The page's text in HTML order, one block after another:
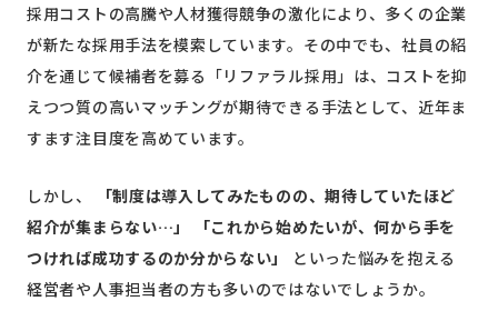
採用コストの高騰や人材獲得競争の激化により、多くの企業
が新たな採用手法を模索しています。その中でも、社員の紹
介を通じて候補者を募る「リファラル採用」は、コストを抑
えつつ質の高いマッチングが期待できる手法として、近年ま
すます注目度を高めています。
しかし、
「制度は導入してみたものの、期待していたほど
紹介が集まらない…」 「これから始めたいが、何から手を
つければ成功するのか分からない」
といった悩みを抱える
経営者や人事担当者の方も多いのではないでしょうか。